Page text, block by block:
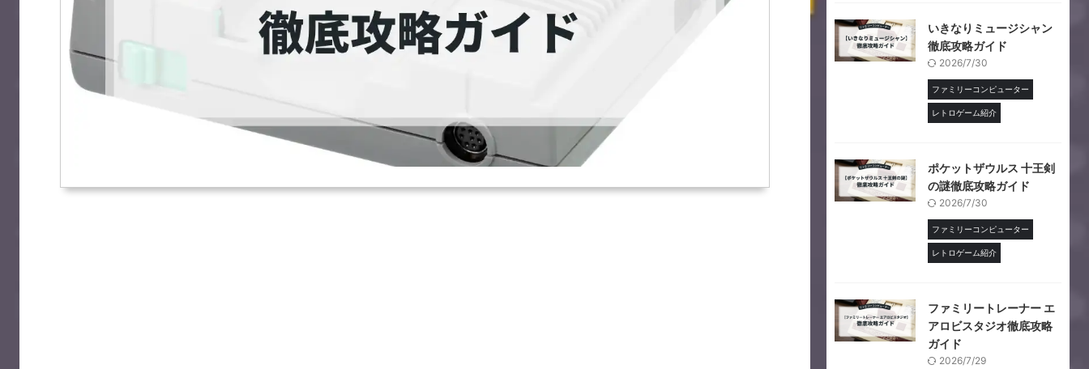
いきなりミュージシャン
徹底攻略ガイド
2026/7/30
ファミリーコンピューター
レトロゲーム紹介
ポケットザウルス 十王剣
の謎徹底攻略ガイド
2026/7/30
ファミリーコンピューター
レトロゲーム紹介
ファミリートレーナー エ
アロビスタジオ徹底攻略
ガイド
2026/7/29